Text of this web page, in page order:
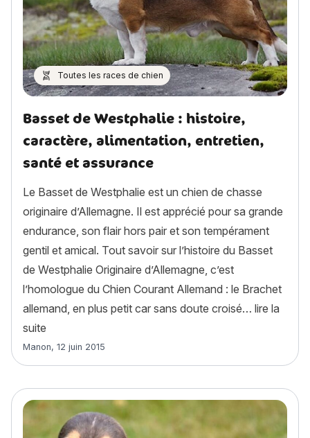
Toutes les races de chien
Basset de Westphalie : histoire,
caractère, alimentation, entretien,
santé et assurance
Le Basset de Westphalie est un chien de chasse
originaire d’Allemagne. Il est apprécié pour sa grande
endurance, son flair hors pair et son tempérament
gentil et amical. Tout savoir sur l’histoire du Basset
de Westphalie Originaire d’Allemagne, c’est
l’homologue du Chien Courant Allemand : le Brachet
allemand, en plus petit car sans doute croisé… lire la
suite
Article rédigé par
Manon, 12 juin 2015